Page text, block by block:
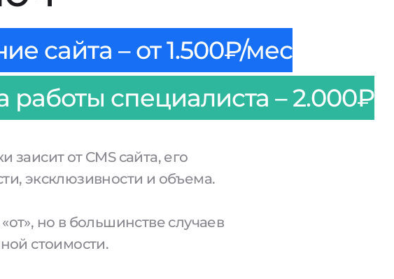
сайта – от 1.500₽/мес
работы специалиста – 2.000₽
от CMS сайта, его
эксклюзивности и объема.
но в большинстве случаев
стоимости.